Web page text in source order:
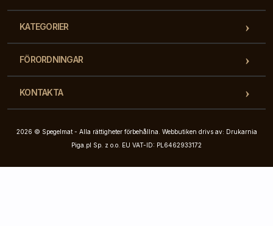
KATEGORIER
FÖRORDNINGAR
KONTAKTA
2026 © Spegelmat - Alla rättigheter förbehållna. Webbutiken drivs av: Drukarnia
Piga.pl Sp. z o.o. EU VAT-ID: PL6462933172